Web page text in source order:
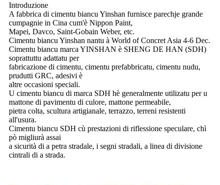
Introduzione
A fabbrica di cimentu biancu Yinshan furnisce parechje grande
cumpagnie in Cina cum'è Nippon Paint,
Mapei, Davco, Saint-Gobain Weber, etc.
Cimentu biancu Yinshan nantu à World of Concret Asia 4-6 Dec.
Cimentu biancu marca YINSHAN è SHENG DE HAN (SDH)
soprattuttu adattatu per
fabricazione di cimentu, cimentu prefabbricatu, cimentu nudu,
prudutti GRC, adesivi è
altre occasioni speciali.
U cimentu biancu di marca SDH hè generalmente utilizatu per u
mattone di pavimentu di culore, mattone permeabile,
pietra colta, scultura artigianale, terrazzo, terreni resistenti
all'usura.
Cimentu biancu SDH cù prestazioni di riflessione speculare, chì
pò migliurà assai
a sicurità di a petra stradale, i segni stradali, a linea di divisione
cintrali di a strada.